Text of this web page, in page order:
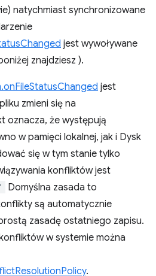
natychmiast synchronizowane
jest wywoływane
znajdziesz ).
jest
zmieni się na
oznacza, że występują
w pamięci lokalnej, jak i Dysk
się w tym stanie tylko
konfliktów jest
Domyślna zasada to
są automatycznie
zasadę ostatniego zapisu.
w systemie można
.